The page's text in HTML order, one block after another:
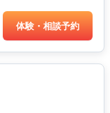
体験・相談予約